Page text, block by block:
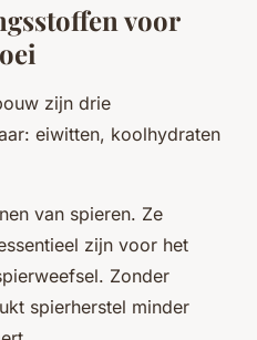
voor
zijn drie
eiwitten, koolhydraten
van spieren. Ze
zijn voor het
Zonder
spierherstel minder